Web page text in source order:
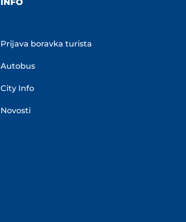
Prijava boravka turista
Autobus
City Info
Novosti